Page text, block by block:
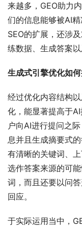
来越多，GEO助力
们的信息能够被AI
SEO的扩展，还涉
练数据、生成答案以
生成式引擎优化如
经过优化内容结构
化，能显著提高于
户向AI进行提问之
息并且生成摘要式
有清晰的关键词、
选作答案来源的可
词，而且还要以问
回应。
于实际运用当中，